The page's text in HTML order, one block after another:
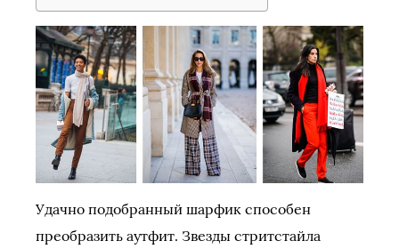
Удачно подобранный шарфик способен
преобразить аутфит. Звезды стритстайла